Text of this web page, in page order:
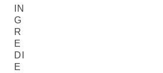
IN
G
R
E
DI
E